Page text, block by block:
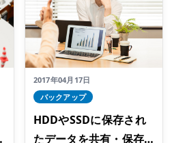
2017年04月17日
バックアップ
HDDやSSDに保存され
たデータを共有・保存